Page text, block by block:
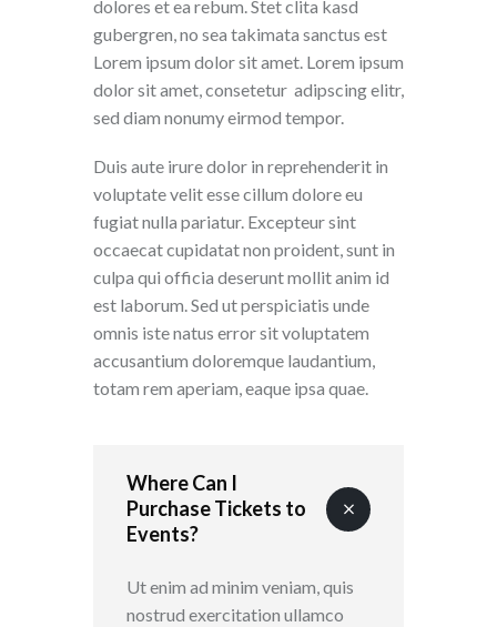
dolores et ea rebum. Stet clita kasd
gubergren, no sea takimata sanctus est
Lorem ipsum dolor sit amet. Lorem ipsum
dolor sit amet, consetetur adipscing elitr,
sed diam nonumy eirmod tempor.
Duis aute irure dolor in reprehenderit in
voluptate velit esse cillum dolore eu
fugiat nulla pariatur. Excepteur sint
occaecat cupidatat non proident, sunt in
culpa qui officia deserunt mollit anim id
est laborum. Sed ut perspiciatis unde
omnis iste natus error sit voluptatem
accusantium doloremque laudantium,
totam rem aperiam, eaque ipsa quae.
Where Can I
Purchase Tickets to
Events?
Ut enim ad minim veniam, quis
nostrud exercitation ullamco